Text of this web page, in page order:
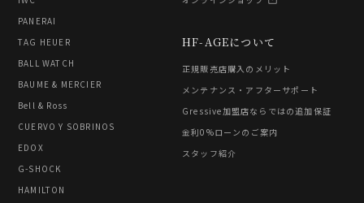
PANERAI
TAG HEUER
BALL WATCH
BAUME & MERCIER
Bell & Ross
CUERVO Y SOBRINOS
EDOX
G-SHOCK
HAMILTON
HF-AGEについて
正規販売店購入のメリット
メンテナンス・アフターサポート
Gressive加盟店ならではの追加保証
金利0%ローンのご案内
スタッフ紹介